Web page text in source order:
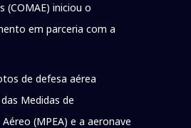
(COMAE) iniciou o
em parceria com a
de defesa aérea
Medidas de
(MPEA) e a aeronave